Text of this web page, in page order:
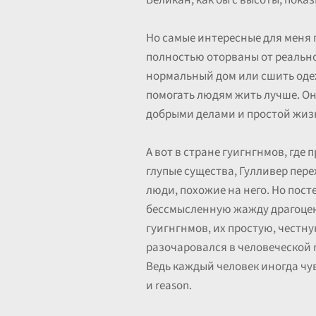
Но самые интересные для меня
полностью оторваны от
нормальный дом или сшить
помогать людям жить лучше.
добрыми делами и простой
А вот в стране гуигнгнмов,
глупые существа, Гулливер
люди, похожие на него. Но
бессмысленную жажду
гуигнгнмов, их простую,
разочаровался в человеческой
Ведь каждый человек иногда
и reason.